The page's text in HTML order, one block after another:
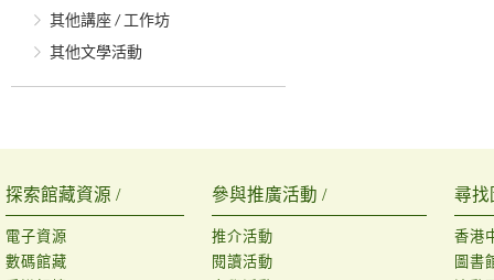
其他講座 / 工作坊
其他文學活動
探索館藏資源 /
電子資源
數碼館藏
參與推廣活動 /
推介活動
閱讀活動
尋找
香港
圖書